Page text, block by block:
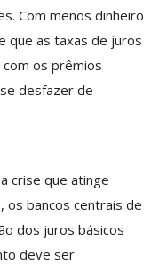
Com menos dinheiro
que as taxas de juros
com os prêmios
desfazer de
crise que atinge
os bancos centrais de
dos juros básicos
deve ser